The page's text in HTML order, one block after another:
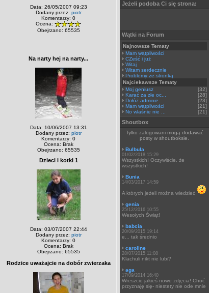
Data: 26/05/2007 09:23
Dodany przez: piotr
Komentarzy: 0
Ocena:
Obejrzano: 65535
Na narty hej na narty...
Data: 10/06/2007 13:31
Dodany przez: piotr
Komentarzy: 0
Ocena: Brak
Obejrzano: 65535
Dzieci i kotki 1
Data: 03/07/2007 22:44
Dodany przez: piotr
Komentarzy: 0
Ocena: Brak
Obejrzano: 65535
Rodzice uważajcie na dobór zwierzaka
Jeżeli podoba Ci się strona:
Wątki na Forum
Najnowsze Tematy
Mam wątpliwości
CZeść i już
Witaj
Witam serdecznie
Problemy ze stronką
Najciekawsze Tematy
Moj geniusz
[32]
Karać za złe oc...
[28]
Dołóż adminie
[23]
Mam wątpliwości
[21]
No właśnie nie ...
[21]
Shoutbox
Tylko zalogowani mogą dodawać
posty w shoutboksie.
Bulbula
01/02/2018 15:29
Wszystkich! Oczywiście, że
wszystkich!
Bunia
14/03/2017 14:59
A których jeżeli można wiedzieć
genia
25/12/2016 10:55
Wesołych Świąt!
babcia
20/09/2015 19:14
e... tak średnio
caroline
28/07/2015 11:08
Klachuli nikt nie lubi?
aga
17/09/2014 16:40
Wreszcie jakieś nowe zdjęcia! Choć
przyznaję się- niestety nie ode mnie